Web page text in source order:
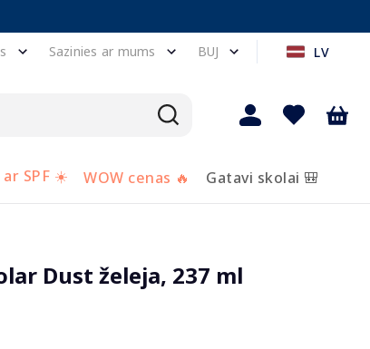
Sazinies ar mums BUJ LV
SPF ☀️ WOW cenas 🔥 Gatavi skolai 🎒
Dust želeja, 237 ml